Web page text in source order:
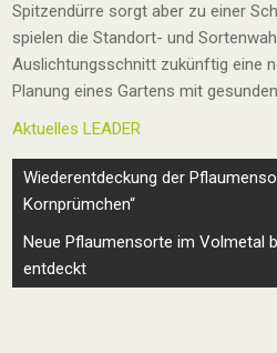
Spitzendürre sorgt aber zu einer
spielen die Standort- und
Auslichtungsschnitt zukünftig eine
Planung eines Gartens mit
Aktuelles LEADER
Beitragsnavigation
Wiederentdeckung der
Kornprümchen“
Neue Pflaumensorte im Volmetal
entdeckt